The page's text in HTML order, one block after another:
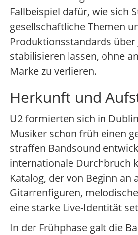
Fallbeispiel dafür, wie sich
gesellschaftliche Themen
Produktionsstandards über
stabilisieren lassen, ohne
Marke zu verlieren.
Herkunft und
U2 formierten sich in
Musiker schon früh einen
straffen Bandsound
internationale Durchbruch
Katalog, der von Beginn an
Gitarrenfiguren,
eine starke Live-Identität
In der Frühphase galt die